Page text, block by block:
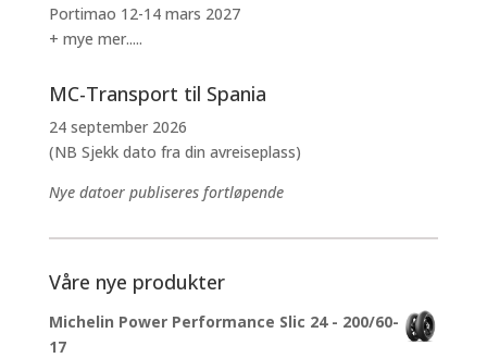
Portimao 12-14 mars 2027
+ mye mer.....
MC-Transport til Spania
24 september 2026
(NB Sjekk dato fra din avreiseplass)
Nye datoer publiseres fortløpende
Våre nye produkter
Michelin Power Performance Slic 24 - 200/60-
17